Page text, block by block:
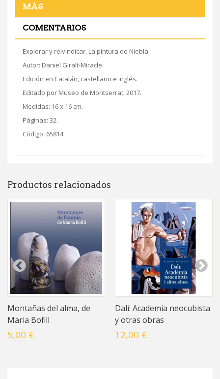
MÁS
COMENTARIOS
Explorar y reivindicar. La pintura de Niebla.
Autor: Daniel Giralt-Miracle.
Edición en Catalán, castellano e inglés.
Editado por Museo de Montserrat, 2017.
Medidas: 16 x 16 cm.
Páginas: 32.
Código: 65814.
Productos relacionados
Montañas del alma, de
Maria Bofill
5,00 €
Dalí: Academia neocubista
y otras obras
12,00 €